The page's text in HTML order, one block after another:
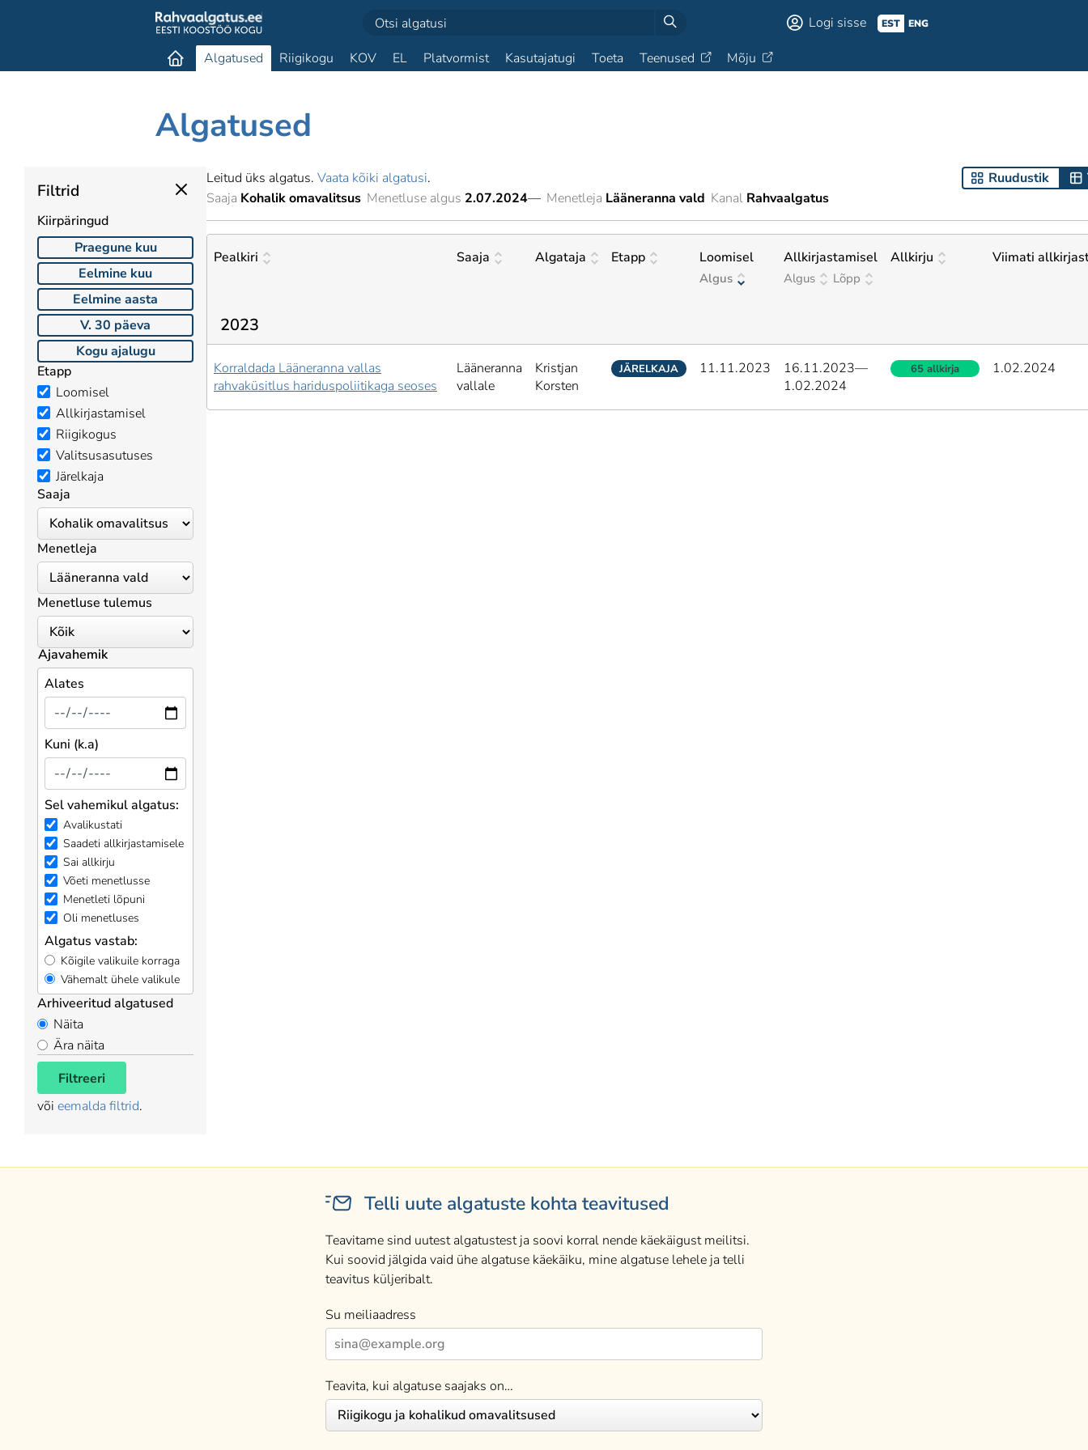
Logi sisse EST ENG
Algatused Riigikogu KOV EL Platvormist Kasutajatugi Toeta Teenused Mõju
Algatused
Filtrid
Kiirpäringud
Praegune kuu
Eelmine kuu
Eelmine aasta
V. 30 päeva
Kogu ajalugu
Etapp
Loomisel
Allkirjastamisel
Riigikogus
Valitsusasutuses
Järelkaja
Saaja
Menetleja
Menetluse tulemus
Ajavahemik
Alates
Kuni (k.a)
Sel vahemikul algatus:
Avalikustati
Saadeti allkirjastamisele
Sai allkirju
Võeti menetlusse
Menetleti lõpuni
Oli menetluses
Algatus vastab:
Kõigile valikuile korraga
Vähemalt ühele valikule
Arhiveeritud algatused
Näita
Ära näita
Filtreeri
või eemalda filtrid.
Leitud üks algatus. Vaata kõiki algatusi. Ruudustik
Saaja Kohalik omavalitsus Menetluse algus 2.07.2024— Menetleja Lääneranna vald Kanal Rahvaalgatus
Pealkiri Saaja Algataja Etapp Loomisel
Algus
Allkirjastamisel
Algus Lõpp
Allkirju Viimati
2023
Korraldada Lääneranna vallas
rahvaküsitlus hariduspoliitikaga seoses
Lääneranna
vallale
Kristjan
Korsten
JÄRELKAJA 11.11.2023 16.11.2023—
1.02.2024
65 allkirja 1.02.2024
Telli uute algatuste kohta teavitused
Teavitame sind uutest algatustest ja soovi korral nende käekäigust meilitsi.
Kui soovid jälgida vaid ühe algatuse käekäiku, mine algatuse lehele ja telli
teavitus küljeribalt.
Su meiliaadress
Teavita, kui algatuse saajaks on…